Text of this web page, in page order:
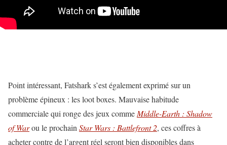
Point intéressant, Fatshark s’est également exprimé sur un
problème épineux : les loot boxes. Mauvaise habitude
commerciale qui ronge des jeux comme Middle-Earth : Shadow
of Warou le prochain Star Wars : Battlefront 2, ces coffres à
acheter contre de l’argent réel seront bien disponibles dans